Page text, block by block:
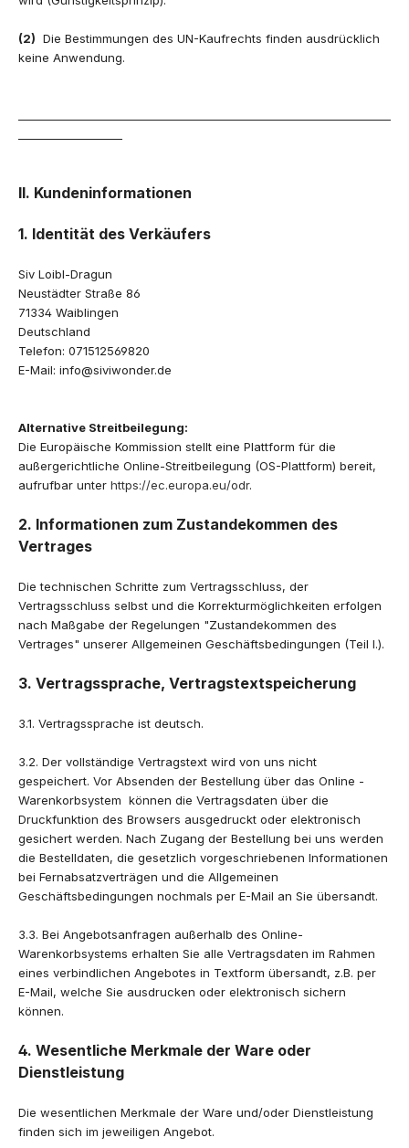
(2) Die Bestimmungen des UN-Kaufrechts finden ausdrücklich
keine Anwendung.
II. Kundeninformationen
1. Identität des Verkäufers
Siv Loibl-Dragun
Neustädter Straße 86
71334 Waiblingen
Deutschland
Telefon: 071512569820
E-Mail: info@siviwonder.de
Alternative Streitbeilegung:
Die Europäische Kommission stellt eine Plattform für die
außergerichtliche Online-Streitbeilegung (OS-Plattform) bereit,
aufrufbar unter https://ec.europa.eu/odr.
2. Informationen zum Zustandekommen des
Vertrages
Die technischen Schritte zum Vertragsschluss, der
Vertragsschluss selbst und die Korrekturmöglichkeiten erfolgen
nach Maßgabe der Regelungen "Zustandekommen des
Vertrages" unserer Allgemeinen Geschäftsbedingungen (Teil I.).
3. Vertragssprache, Vertragstextspeicherung
3.1. Vertragssprache ist deutsch.
3.2. Der vollständige Vertragstext wird von uns nicht
gespeichert. Vor Absenden der Bestellung über das Online -
Warenkorbsystem können die Vertragsdaten über die
Druckfunktion des Browsers ausgedruckt oder elektronisch
gesichert werden. Nach Zugang der Bestellung bei uns werden
die Bestelldaten, die gesetzlich vorgeschriebenen Informationen
bei Fernabsatzverträgen und die Allgemeinen
Geschäftsbedingungen nochmals per E-Mail an Sie übersandt.
3.3. Bei Angebotsanfragen außerhalb des Online-
Warenkorbsystems erhalten Sie alle Vertragsdaten im Rahmen
eines verbindlichen Angebotes in Textform übersandt, z.B. per
E-Mail, welche Sie ausdrucken oder elektronisch sichern
können.
4. Wesentliche Merkmale der Ware oder
Dienstleistung
Die wesentlichen Merkmale der Ware und/oder Dienstleistung
finden sich im jeweiligen Angebot.